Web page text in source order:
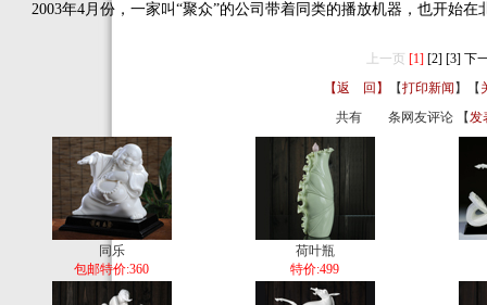
2003年4月份，一家叫“聚众”的公司带着同类的播放机器，也开始
上一页 [1] [2] [3] 下
【返 回】
【打印新闻 】【
共有
条网友评论 【发
同乐
包邮特价:360
荷叶瓶
特价:499